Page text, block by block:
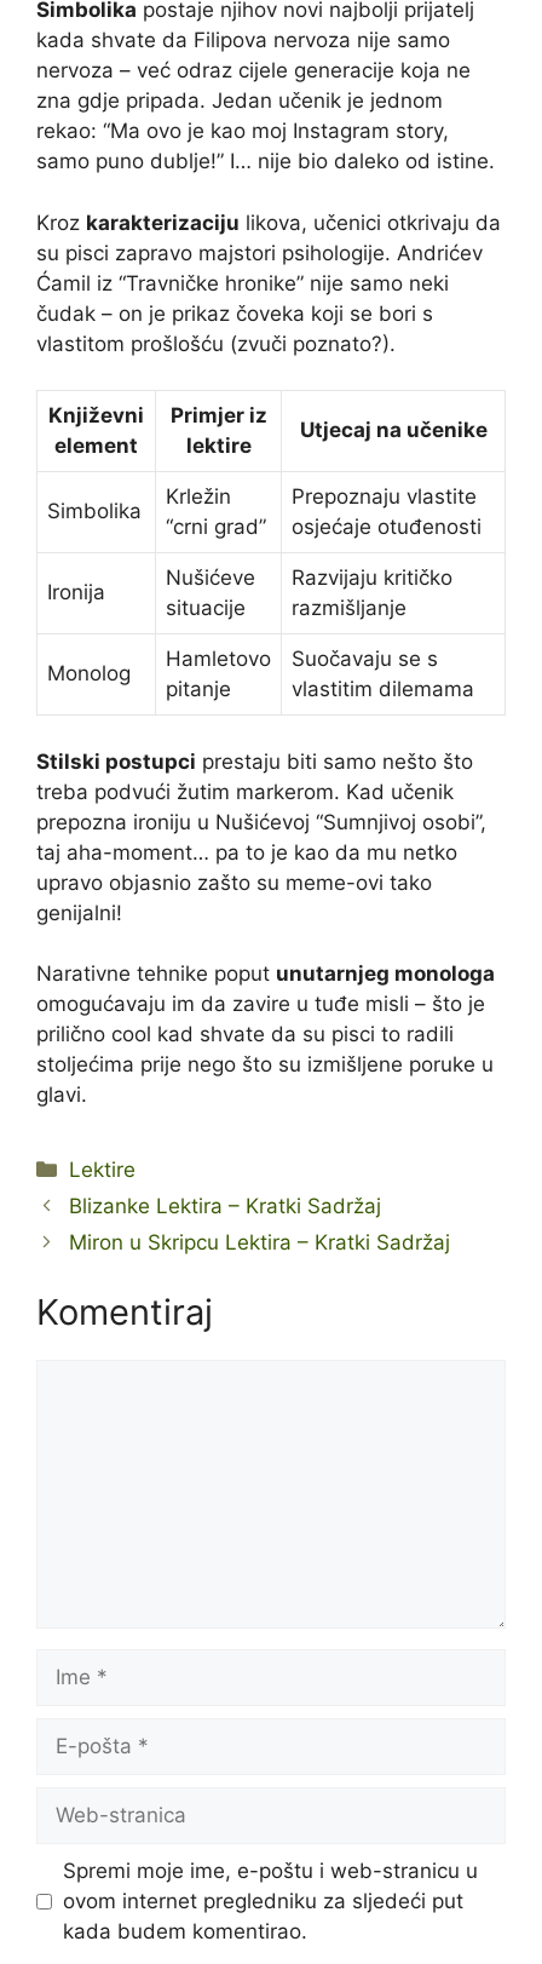
Simbolika postaje njihov novi najbolji prijatelj
kada shvate da Filipova nervoza nije samo
nervoza – već odraz cijele generacije koja ne
zna gdje pripada. Jedan učenik je jednom
rekao: “Ma ovo je kao moj Instagram story,
samo puno dublje!” I… nije bio daleko od istine.
Kroz karakterizaciju likova, učenici otkrivaju da
su pisci zapravo majstori psihologije. Andrićev
Ćamil iz “Travničke hronike” nije samo neki
čudak – on je prikaz čoveka koji se bori s
vlastitom prošlošću (zvuči poznato?).
Književni
element
Primjer iz
lektire
Utjecaj na učenike
Simbolika
Krležin
“crni grad”
Prepoznaju vlastite
osjećaje otuđenosti
Ironija
Nušićeve
situacije
Razvijaju kritičko
razmišljanje
Monolog
Hamletovo
pitanje
Suočavaju se s
vlastitim dilemama
Stilski postupci prestaju biti samo nešto što
treba podvući žutim markerom. Kad učenik
prepozna ironiju u Nušićevoj “Sumnjivoj osobi”,
taj aha-moment… pa to je kao da mu netko
upravo objasnio zašto su meme-ovi tako
genijalni!
Narativne tehnike poput unutarnjeg monologa
omogućavaju im da zavire u tuđe misli – što je
prilično cool kad shvate da su pisci to radili
stoljećima prije nego što su izmišljene poruke u
glavi.
Kategorije
Lektire
Blizanke Lektira – Kratki Sadržaj
Miron u Skripcu Lektira – Kratki Sadržaj
Komentiraj
pošta
stranica
Spremi moje ime, e-poštu i web-stranicu u
ovom internet pregledniku za sljedeći put
kada budem komentirao.